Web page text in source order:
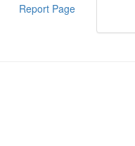
Report Page